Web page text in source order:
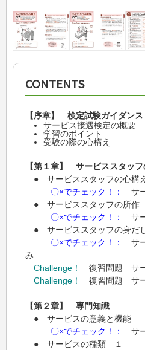
CONTENTS
【序章】 検定試験ガイダンス
サービス接遇検定の概要
学習のポイント
受験の際の心構え
【第１章】 サービススタッフ
● サービススタッフの心構え
〇×でチェック！：
サ
● サービススタッフの所作
〇×でチェック！：
サ
● サービススタッフの身だ
〇×でチェック！：
サ
み
Challenge！
復習問題 サー
Challenge！
復習問題 サー
【第２章】 専門知識
● サービスの意義と機能
〇×でチェック！：
サ
● サービスの種類 １